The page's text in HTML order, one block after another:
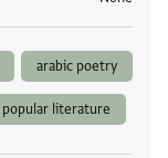
arabic poetry
popular literature